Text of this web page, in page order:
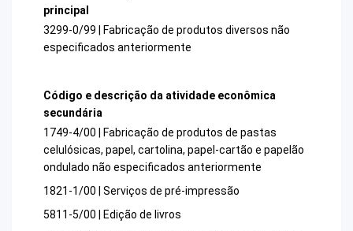
principal
3299-0/99 | Fabricação de produtos diversos não
especificados anteriormente
Código e descrição da atividade econômica
secundária
1749-4/00 | Fabricação de produtos de pastas
celulósicas, papel, cartolina, papel-cartão e papelão
ondulado não especificados anteriormente
1821-1/00 | Serviços de pré-impressão
5811-5/00 | Edição de livros